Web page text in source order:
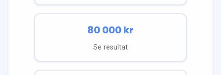
80 000kr
Se resultat